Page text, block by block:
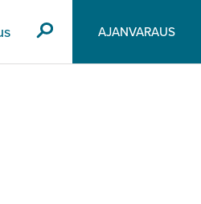
AJANVARAUS